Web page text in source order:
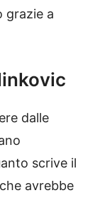
grazie a
dalle
scrive il
avrebbe